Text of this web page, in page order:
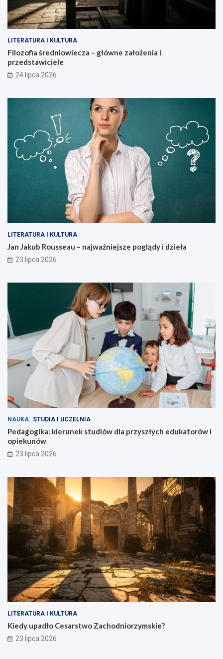
LITERATURA I KULTURA
Filozofia średniowiecza – główne założenia i
przedstawiciele
24 lipca 2026
LITERATURA I KULTURA
Jan Jakub Rousseau – najważniejsze poglądy i dzieła
23 lipca 2026
NAUKA STUDIA I UCZELNIA
Pedagogika: kierunek studiów dla przyszłych edukatorów i
opiekunów
23 lipca 2026
LITERATURA I KULTURA
Kiedy upadło Cesarstwo Zachodniorzymskie?
23 lipca 2026